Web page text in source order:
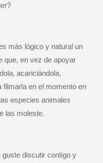
más lógico y natural un
que, en vez de apoyar
acariciándola,
filmarla en el momento en
especies animales
las moleste.
discutir contigo y